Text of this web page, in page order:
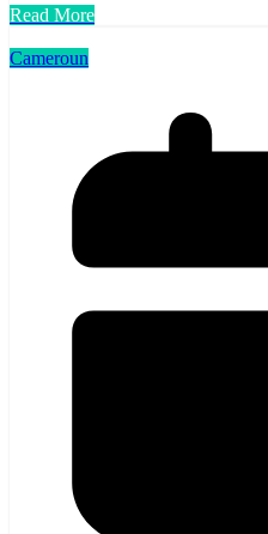
Read More
Cameroun